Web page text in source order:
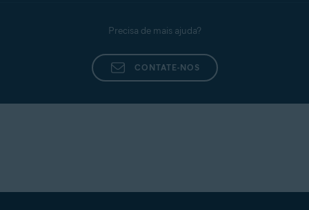
Precisa de mais ajuda?
CONTATE-NOS